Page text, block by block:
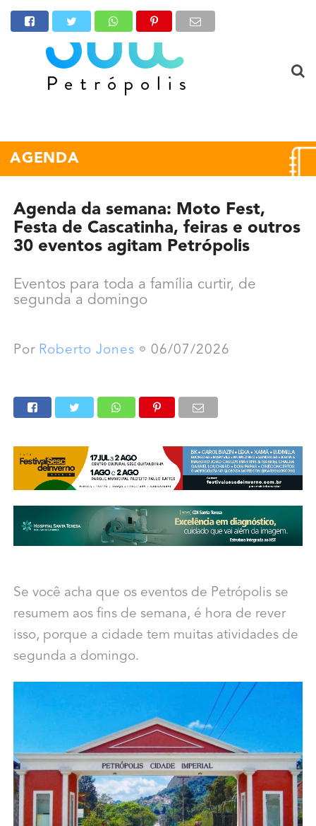
AGENDA
Agenda da semana: Moto Fest,
Festa de Cascatinha, feiras e outros
30 eventos agitam Petrópolis
Eventos para toda a família curtir, de
segunda a domingo
Por Roberto Jones 06/07/2026
Se você acha que os eventos de Petrópolis se
resumem aos fins de semana, é hora de rever
isso, porque a cidade tem muitas atividades de
segunda a domingo.